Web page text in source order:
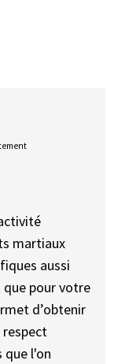
martiaux
aussi
pour votre
d’obtenir
respect
que l'on